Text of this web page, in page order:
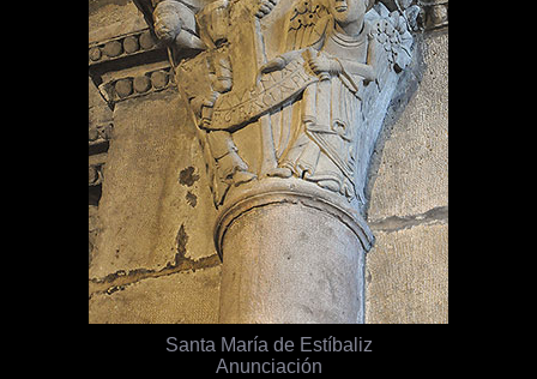
Santa María de Estíbaliz
Anunciación